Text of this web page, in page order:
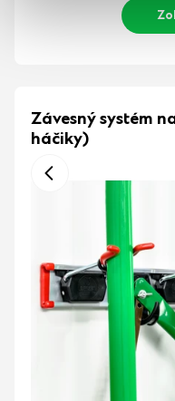
Závesný systém
háčiky)